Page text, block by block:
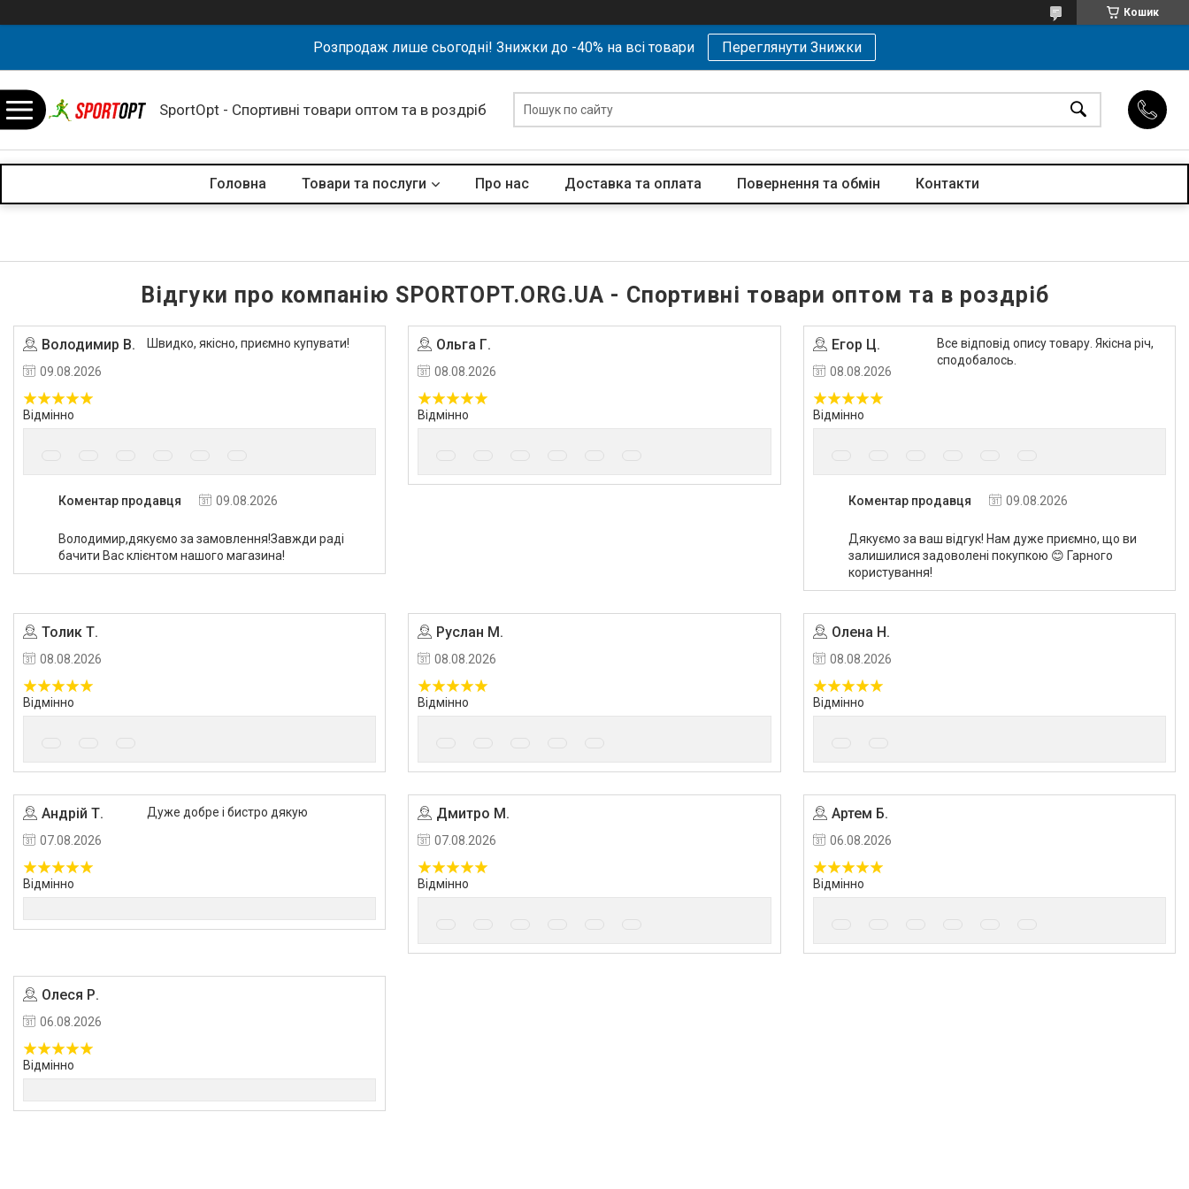
Кошик
Розпродаж лише сьогодні! Знижки до -40% на всі товари Переглянути Знижки
SportOpt - Спортивні товари оптом та в роздріб
Головна Товари та послуги Про нас Доставка та оплата Повернення та обмін Контакти
Відгуки про компанію SPORTOPT.ORG.UA - Спортивні товари оптом та в роздріб
Володимир В.
09.08.2026
Відмінно
Швидко, якісно, приємно купувати!
Коментар продавця 09.08.2026
Володимир,дякуємо за замовлення!Завжди раді
бачити Вас клієнтом нашого магазина!
Ольга Г.
08.08.2026
Відмінно
Угода на маркетплейсі Prom.ua
Егор Ц.
08.08.2026
Відмінно
Все відповід опису товару. Якісна річ,
сподобалось.
Коментар продавця 09.08.2026
Дякуємо за ваш відгук! Нам дуже приємно, що ви
залишилися задоволені покупкою 😊 Гарного
користування!
Толик Т.
08.08.2026
Відмінно
Руслан М.
08.08.2026
Відмінно
Олена Н.
08.08.2026
Відмінно
Андрій Т.
07.08.2026
Відмінно
Дуже добре і бистро дякую Дмитро М.
07.08.2026
Відмінно
Артем Б.
06.08.2026
Відмінно
Олеся Р.
06.08.2026
Відмінно